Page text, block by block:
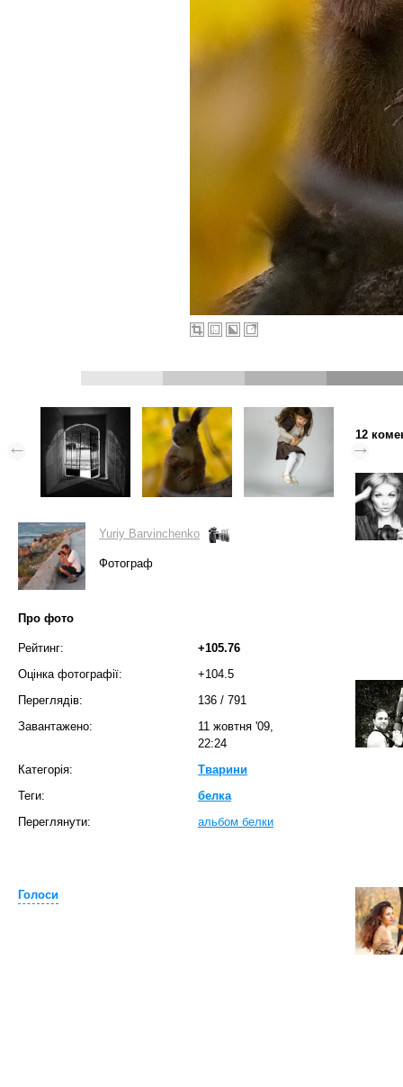
Yuriy Barvinchenko
Фотограф
Про фото
Рейтинг:
+105.76
Оцінка фотографії:
+104.5
Переглядів:
136 / 791
Завантажено:
11 жовтня '09,
22:24
Категорія:
Тварини
Теги:
белка
Переглянути:
альбом белки
Голоси
12